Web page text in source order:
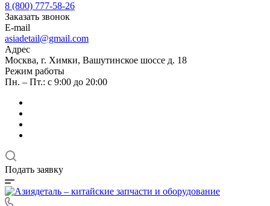
8 (800) 777-58-26
Заказать звонок
E-mail
asiadetail@gmail.com
Адрес
Москва, г. Химки, Вашутинское шоссе д. 18
Режим работы
Пн. – Пт.: с 9:00 до 20:00
Подать заявку